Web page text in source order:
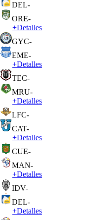
DEL-
ORE-
+Detalles
GYC-
EME-
+Detalles
TEC-
MRU-
+Detalles
LFC-
CAT-
+Detalles
CUE-
MAN-
+Detalles
IDV-
DEL-
+Detalles